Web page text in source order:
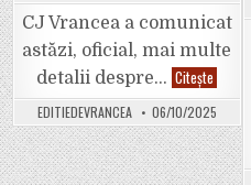
CJ Vrancea a comunicat
astăzi, oficial, mai multe
detalii despre… Citește
îi
dă
replica
lui
Misăilă:
„Avizul
ANIF
EDITIEDEVRANCEA 06/10/2025